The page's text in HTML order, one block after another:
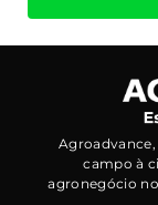
campo à
agronegócio